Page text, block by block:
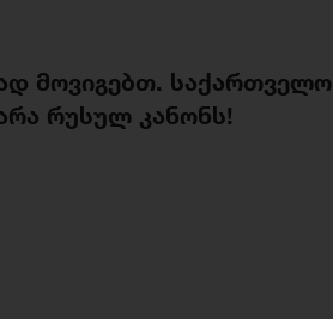
მოვიგებთ. საქართველო
რუსულ კანონს!